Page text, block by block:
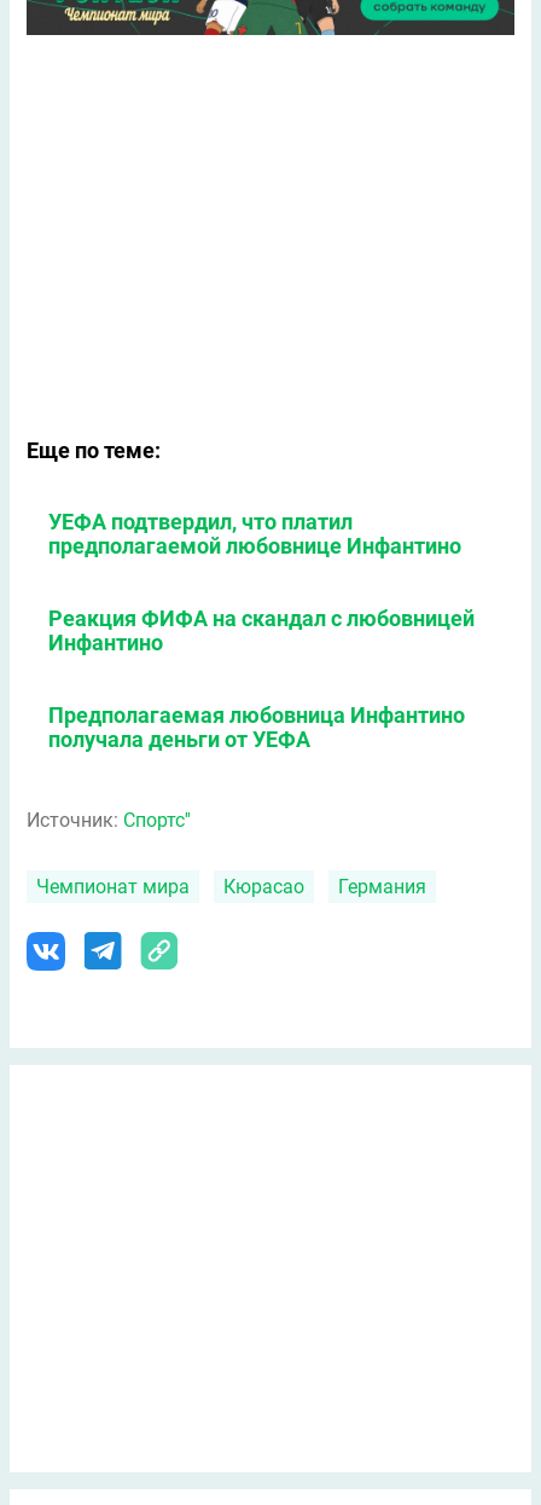
Еще по теме:
УЕФА подтвердил, что платил
предполагаемой любовнице Инфантино
Реакция ФИФА на скандал с любовницей
Инфантино
Предполагаемая любовница Инфантино
получала деньги от УЕФА
Источник: Спортс''
Чемпионат мира Кюрасао Германия